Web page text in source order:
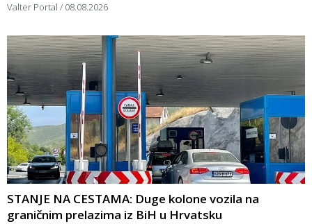
Valter Portal 08.08.2026
STANJE NA CESTAMA: Duge kolone vozila na
graničnim prelazima iz BiH u Hrvatsku